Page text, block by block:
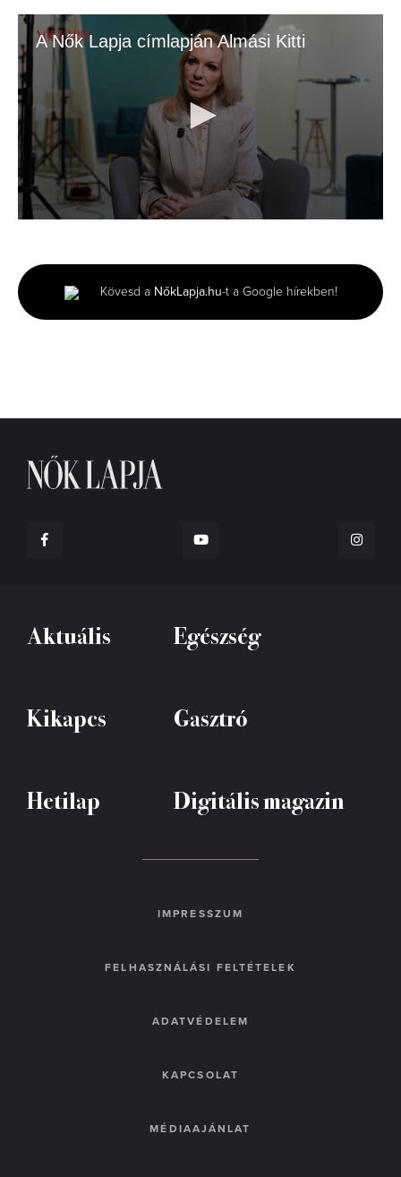
A Nők Lapja címlapján Almási Kitti
minutes,
25
seconds
Kövesd a NőkLapja.hu-t a Google hírekben!
Aktuális Egészség
Kikapcs Gasztró
Hetilap Digitális magazin
IMPRESSZUM
FELHASZNÁLÁSI FELTÉTELEK
ADATVÉDELEM
KAPCSOLAT
MÉDIAAJÁNLAT